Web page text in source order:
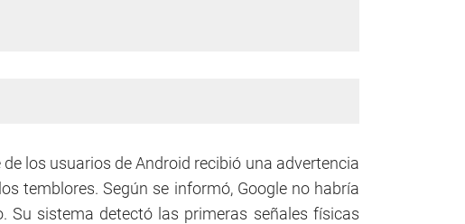
los usuarios de Android recibió una advertencia
temblores. Según se informó, Google no habría
Su sistema detectó las primeras señales físicas